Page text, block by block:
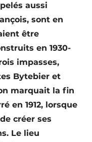
aussi
sont en
être
en 1930-
impasses,
Bytebier et
marquait la fin
en 1912, lorsque
créer ses
Le lieu